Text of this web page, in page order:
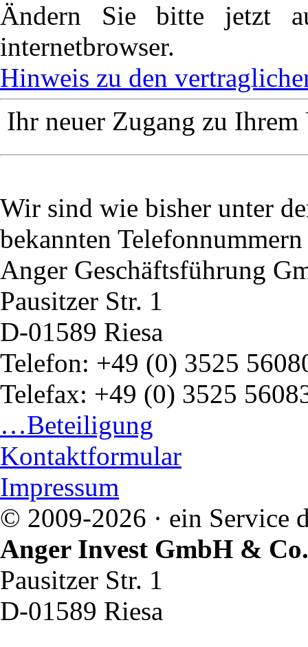
Ändern Sie bitte jetzt
internetbrowser.
Hinweis zu den
Ihr neuer Zugang zu
Wir sind wie bisher unter
bekannten
Anger Geschäftsführung
Pausitzer Str. 1
D-01589 Riesa
Telefon: +49 (0) 3525
Telefax: +49 (0) 3525
…Beteiligung
Kontaktformular
Impressum
© 2009-2026 · ein Service
Anger Invest GmbH &
Pausitzer Str. 1
D-01589 Riesa